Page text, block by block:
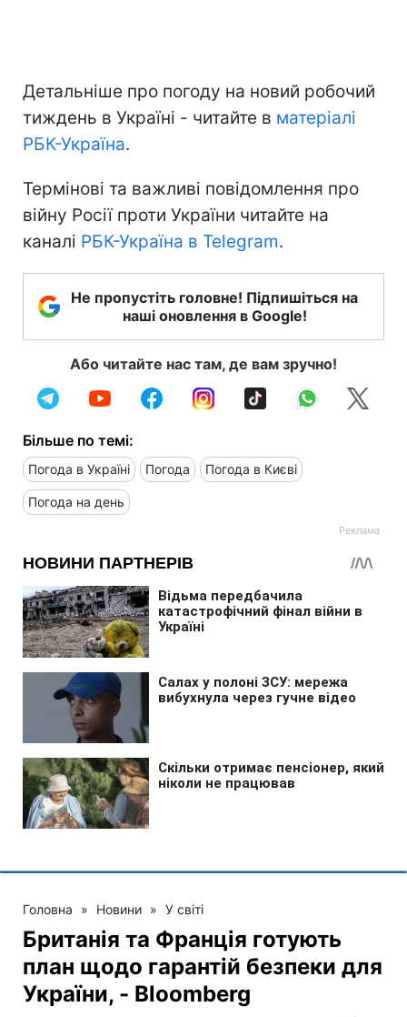
Детальніше про погоду на новий робочий
тиждень в Україні - читайте в матеріалі
РБК-Україна.
Термінові та важливі повідомлення про
війну Росії проти України читайте на
каналі РБК-Україна в Telegram.
Не пропустіть головне! Підпишіться на
наші оновлення в Google!
Або читайте нас там, де вам зручно!
Більше по темі:
Погода в Україні Погода Погода в Києві
Погода на день
Головна » Новини » У світі
Британія та Франція готують
план щодо гарантій безпеки для
України, - Bloomberg